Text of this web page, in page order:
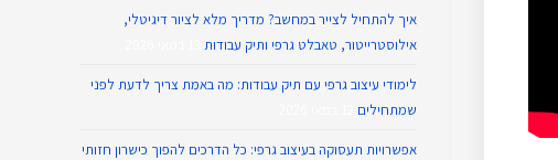
איך להתחיל לצייר במחשב? מדריך מלא לציור דיגיטלי,
אילוסטרייטור, טאבלט גרפי ותיק עבודות
לימודי עיצוב גרפי עם תיק עבודות: מה באמת צריך לדעת לפני
שמתחילים
אפשרויות תעסוקה בעיצוב גרפי: כל הדרכים להפוך כישרון חזותי